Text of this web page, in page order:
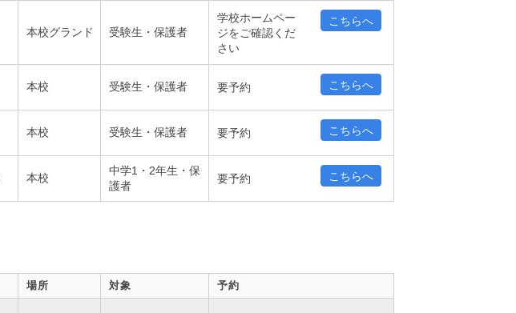
本校グランド 受験生・保護者
学校ホームペー
ジをご確認くだ
さい
こちらへ
本校 受験生・保護者 要予約 こちらへ
本校 受験生・保護者 要予約 こちらへ
本校
中学1・2年生・保
護者
要予約 こちらへ
場所 対象 予約